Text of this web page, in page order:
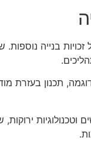
בנייה נוספות.
תכנון
ירוקות,